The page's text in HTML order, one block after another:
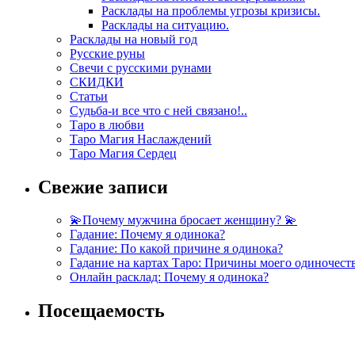
Расклады на проблемы угрозы кризисы.
Расклады на ситуацию.
Расклады на новый год
Русские руны
Свечи с русскими рунами
СКИДКИ
Статьи
Судьба-и все что с ней связано!..
Таро в любви
Таро Магия Наслаждений
Таро Магия Сердец
Свежие записи
💫Почему мужчина бросает женщину? 💫
Гадание: Почему я одинока?
Гадание: По какой причине я одинока?
Гадание на картах Таро: Причины моего
Онлайн расклад: Почему я одинока?
Посещаемость